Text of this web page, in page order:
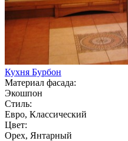
Кухня Бурбон
Материал фасада:
Экошпон
Стиль:
Евро, Классический
Цвет:
Орех, Янтарный